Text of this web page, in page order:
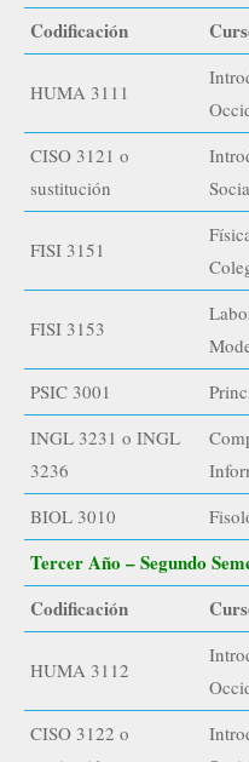
Codificación
HUMA 3111
CISO 3121 o
sustitución
FISI 3151
FISI 3153
PSIC 3001
INGL 3231 o INGL
3236
BIOL 3010
Tercer Año – Segundo
Codificación
HUMA 3112
CISO 3122 o